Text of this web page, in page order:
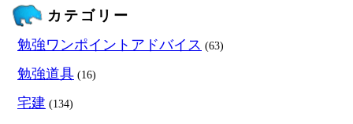
カテゴリー
勉強ワンポイントアドバイス (63)
勉強道具 (16)
宅建 (134)